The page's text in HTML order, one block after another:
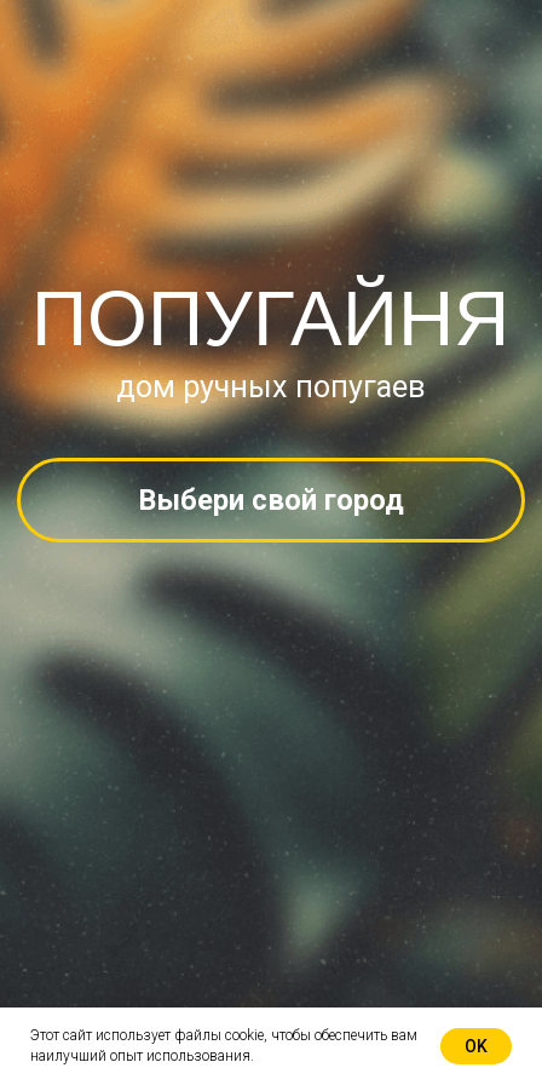
ПОПУГАЙНЯ
дом ручных попугаев
Выбери свой город
Этот сайт использует файлы cookie, чтобы обеспечить вам
наилучший опыт использования.
OK